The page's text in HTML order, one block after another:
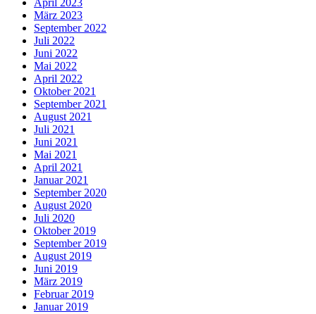
April 2023
März 2023
September 2022
Juli 2022
Juni 2022
Mai 2022
April 2022
Oktober 2021
September 2021
August 2021
Juli 2021
Juni 2021
Mai 2021
April 2021
Januar 2021
September 2020
August 2020
Juli 2020
Oktober 2019
September 2019
August 2019
Juni 2019
März 2019
Februar 2019
Januar 2019